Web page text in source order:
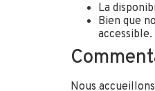
La
Bien que
Nous